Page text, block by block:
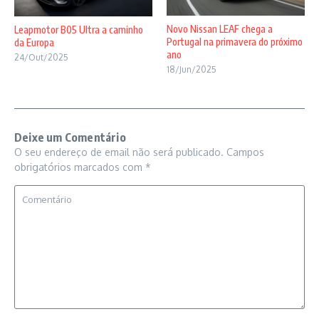
Leapmotor B05 Ultra a caminho
da Europa
24/Out/2025
Novo Nissan LEAF chega a
Portugal na primavera do próximo
ano
18/Jun/2025
Deixe um Comentário
O seu endereço de email não será publicado. Campos
obrigatórios marcados com *